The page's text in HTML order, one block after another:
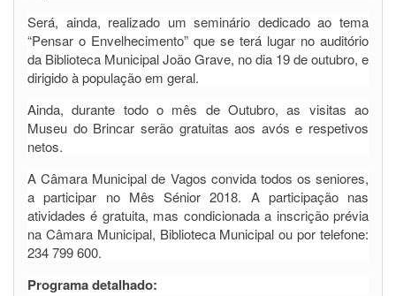
Será, ainda, realizado um seminário dedicado ao tema
“Pensar o Envelhecimento” que se terá lugar no auditório
da Biblioteca Municipal João Grave, no dia 19 de outubro, e
dirigido à população em geral.
Ainda, durante todo o mês de Outubro, as visitas ao
Museu do Brincar serão gratuitas aos avós e respetivos
netos.
A Câmara Municipal de Vagos convida todos os seniores,
a participar no Mês Sénior 2018. A participação nas
atividades é gratuita, mas condicionada a inscrição prévia
na Câmara Municipal, Biblioteca Municipal ou por telefone:
234 799 600.
Programa detalhado: